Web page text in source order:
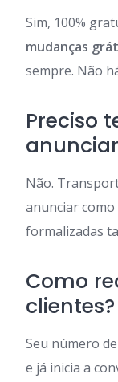
Sim, 100%
mudanças
sempre. Não
Preciso
Não.
anunciar como
formalizadas
Como
clientes?
Seu número
e já inicia a